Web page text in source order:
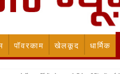
पॉवरकाम खेलकूद धार्मिक